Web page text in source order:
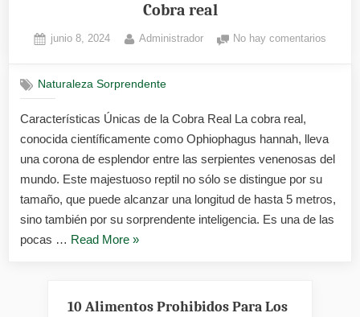
Cobra real
Posted
junio 8, 2024 By
Administrador No hay comentarios
Naturaleza Sorprendente
Características Únicas de la Cobra Real La cobra real,
conocida científicamente como Ophiophagus hannah, lleva
una corona de esplendor entre las serpientes venenosas del
mundo. Este majestuoso reptil no sólo se distingue por su
tamaño, que puede alcanzar una longitud de hasta 5 metros,
sino también por su sorprendente inteligencia. Es una de las
pocas … Read More«Cobra
»
10 Alimentos Prohibidos Para Los